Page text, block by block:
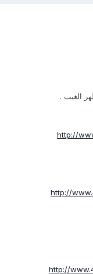
الغيب .
http://
http://
http://